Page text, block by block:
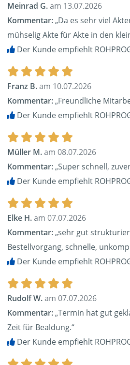
Meinrad G.am 13.07.2026
Kommentar:„Da es sehr viel
mühselig Akte für Akte in den
Der Kunde empfiehlt
Franz B.am 10.07.2026
Kommentar:„Freundliche
Der Kunde empfiehlt
Müller M.am 08.07.2026
Kommentar:„Super schnell,
Der Kunde empfiehlt
Elke H.am 07.07.2026
Kommentar:„sehr gut
Bestellvorgang, schnelle,
Der Kunde empfiehlt
Rudolf W.am 07.07.2026
Kommentar:„Termin hat gut
Zeit für Bealdung.“
Der Kunde empfiehlt